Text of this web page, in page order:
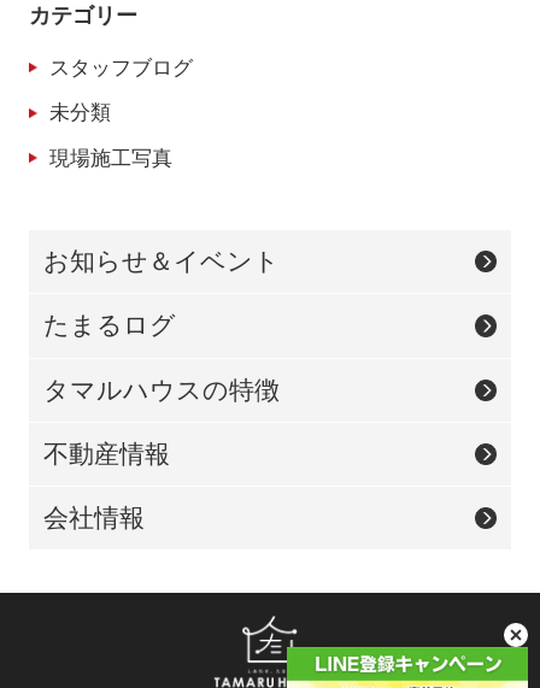
カテゴリー
スタッフブログ
未分類
現場施工写真
お知らせ＆イベント
たまるログ
タマルハウスの特徴
不動産情報
会社情報